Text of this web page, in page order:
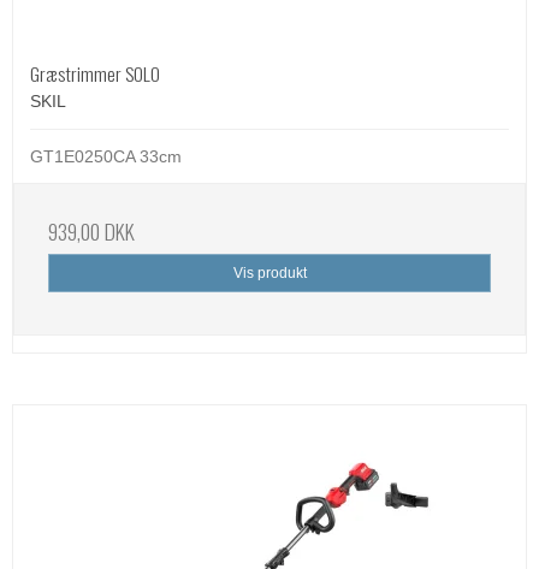
Græstrimmer SOLO
SKIL
GT1E0250CA 33cm
939,00 DKK
Vis produkt